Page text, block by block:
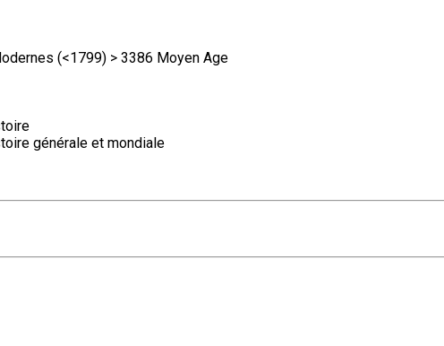
(<1799) > 3386 Moyen Age
générale et mondiale